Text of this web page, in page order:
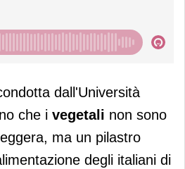
dall'Università
che i vegetali non sono
ma un pilastro
degli italiani di